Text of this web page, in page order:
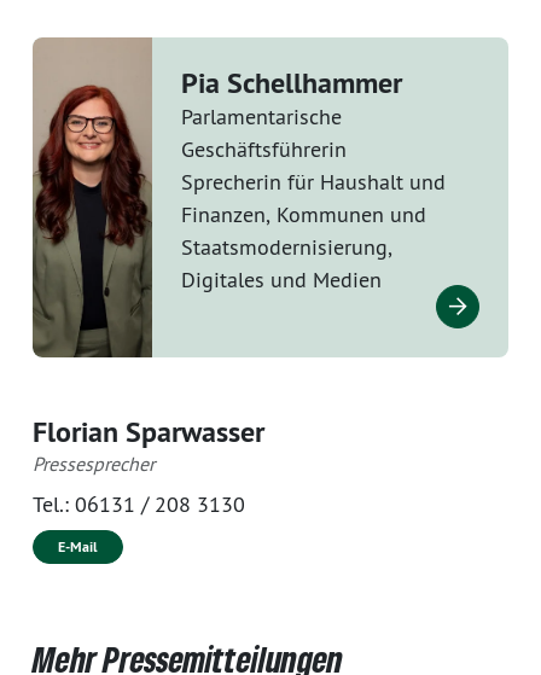
Pia Schellhammer
Parlamentarische
Geschäftsführerin
Sprecherin für Haushalt und
Finanzen, Kommunen und
Staatsmodernisierung,
Digitales und Medien
Florian Sparwasser
Pressesprecher
Tel.: 06131 / 208 3130
E-Mail
Mehr Pressemitteilungen